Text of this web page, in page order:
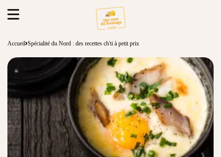
Accueil Spécialité du Nord : des recettes ch'ti à petit prix